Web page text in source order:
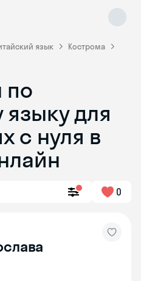
язык
Кострома
по
для
с нуля в
0